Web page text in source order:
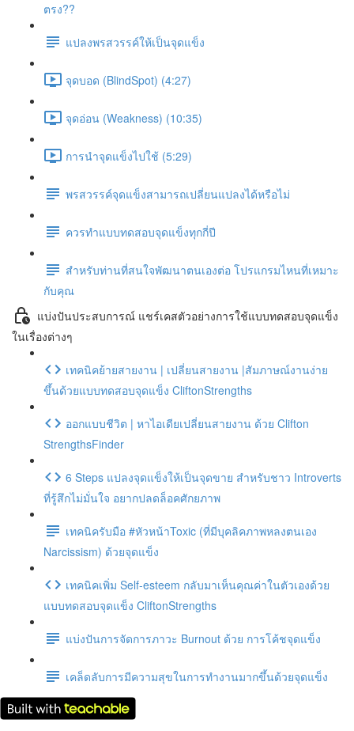
ตรง??
แปลงพรสวรรค์ให้เป็นจุดแข็ง
จุดบอด (BlindSpot) (4:27)
จุดอ่อน (Weakness) (10:35)
การนำจุดแข็งไปใช้ (5:29)
พรสวรรค์จุดแข็งสามารถเปลี่ยนแปลงได้หรือไม่
ควรทำแบบทดสอบจุดแข็งทุกกี่ปี
สำหรับท่านที่สนใจพัฒนาตนเองต่อ โปรแกรมไหนที่เหมาะ
กับคุณ
แบ่งปันประสบการณ์ แชร์เคสตัวอย่างการใช้แบบทดสอบจุดแข็ง
ในเรื่องต่างๆ
เทคนิคย้ายสายงาน | เปลี่ยนสายงาน |สัมภาษณ์งานง่าย
ขึ้นด้วยแบบทดสอบจุดแข็ง CliftonStrengths
ออกแบบชีวิต | หาไอเดียเปลี่ยนสายงาน ด้วย Clifton
StrengthsFinder
6 Steps แปลงจุดแข็งให้เป็นจุดขาย สำหรับชาว Introverts
ที่รู้สึกไม่มั่นใจ อยากปลดล็อคศักยภาพ
เทคนิครับมือ #หัวหน้าToxic (ที่มีบุคลิคภาพหลงตนเอง
Narcissism) ด้วยจุดแข็ง
เทคนิคเพิ่ม Self-esteem กลับมาเห็นคุณค่าในตัวเองด้วย
แบบทดสอบจุดแข็ง CliftonStrengths
แบ่งปันการจัดการภาวะ Burnout ด้วย การโค้ชจุดแข็ง
เคล็ดลับการมีความสุขในการทำงานมากขึ้นด้วยจุดแข็ง